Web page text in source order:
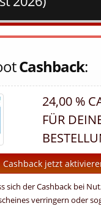
Cashback:
24,00 %
FÜR
Cashback jetzt
sich der Cashback bei
verringern oder